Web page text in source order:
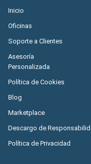
Inicio
Oficinas
Soporte a Clientes
Asesoría
Personalizada
Política de Cookies
Blog
Marketplace
Descargo de
Política de Privacidad